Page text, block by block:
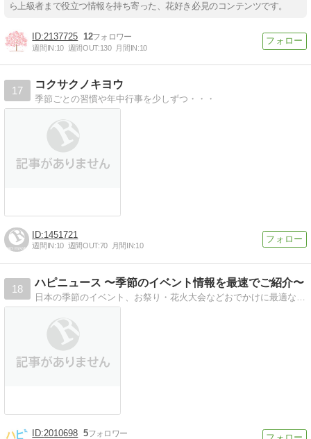
ら上級者まで役立つ情報を持ち寄った、花好き必見のコンテンツです。
2137725 12
週間IN:10 週間OUT:130 月間IN:10
17
コクサクノキヨウ
季節ごとの習慣や年中行事を少しずつ・・・
1451721
週間IN:10 週間OUT:70 月間IN:10
18
ハピニュース 〜季節のイベント情報を最速でご紹介〜
2010698 5